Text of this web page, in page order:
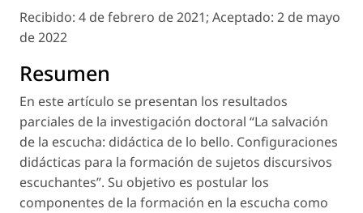
Recibido: 4 de febrero de 2021; Aceptado: 2 de mayo
de 2022
Resumen
En este artículo se presentan los resultados
parciales de la investigación doctoral “La salvación
de la escucha: didáctica de lo bello. Configuraciones
didácticas para la formación de sujetos discursivos
escuchantes”. Su objetivo es postular los
componentes de la formación en la escucha como